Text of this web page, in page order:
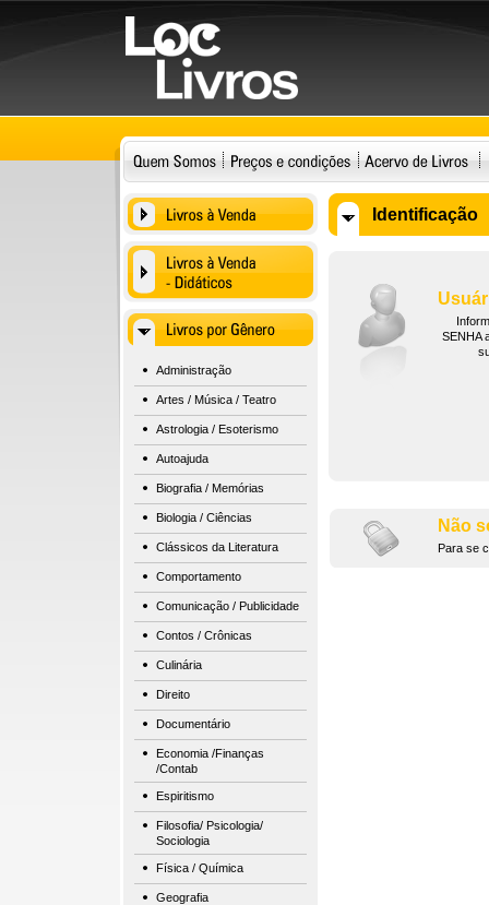
Administração
Artes / Música / Teatro
Astrologia / Esoterismo
Autoajuda
Biografia / Memórias
Biologia / Ciências
Clássicos da Literatura
Comportamento
Comunicação / Publicidade
Contos / Crônicas
Culinária
Direito
Documentário
Economia /Finanças
/Contab
Espiritismo
Filosofia/ Psicologia/
Sociologia
Física / Química
Geografia
Identificação
SENHA
Não
Para se